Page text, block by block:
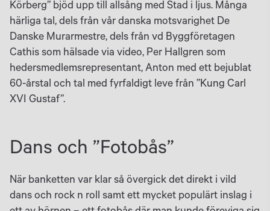
Körberg” bjöd upp till allsång med Stad i ljus. Många
härliga tal, dels från vår danska motsvarighet De
Danske Murarmestre, dels från vd Byggföretagen
Cathis som hälsade via video, Per Hallgren som
hedersmedlemsrepresentant, Anton med ett bejublat
60-årstal och tal med fyrfaldigt leve från ”Kung Carl
XVI Gustaf”.
Dans och ”Fotobås”
När banketten var klar så övergick det direkt i vild
dans och rock n roll samt ett mycket populärt inslag i